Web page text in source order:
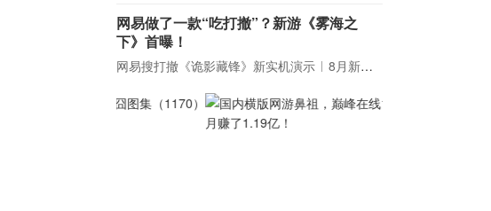
网易做了一款“吃打撤”？新游《雾海之
下》首曝！
网易搜打撤《诡影藏锋》新实机演示 8月新游前瞻：《诡秘之主》领衔